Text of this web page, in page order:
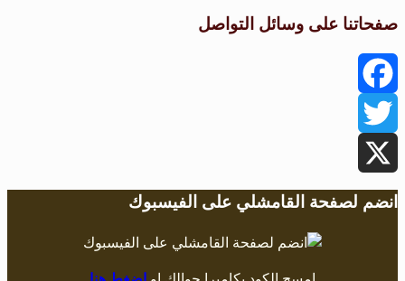
صفحاتنا على وسائل التواصل
Facebook
Twitter
X
انضم لصفحة القامشلي على الفيسبوك